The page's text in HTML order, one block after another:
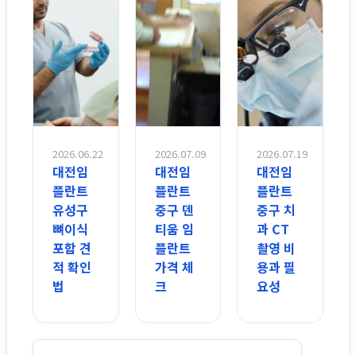
2026.06.22
대전임
플란트
유성구
뼈이식
포함 견
적 확인
법
2026.07.09
대전임
플란트
중구 덴
티움 임
플란트
가격 체
크
2026.07.19
대전임
플란트
중구 치
과 CT
촬영 비
용과 필
요성